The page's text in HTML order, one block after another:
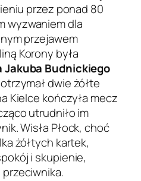
przez ponad 80
wyzwaniem dla
przejawem
Korony była
Budnickiego
dwie żółte
Kielce kończyła mecz
utrudniło im
Wisła Płock, choć
żółtych kartek,
i skupienie,